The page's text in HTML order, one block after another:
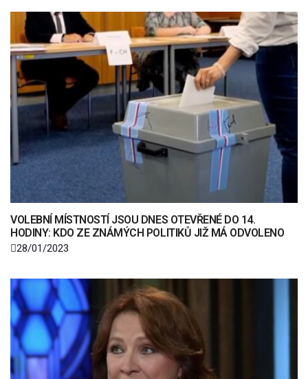
VOLEBNÍ MÍSTNOSTÍ JSOU DNES OTEVŘENÉ DO 14.
HODINY: KDO ZE ZNÁMÝCH POLITIKŮ JIŽ MÁ ODVOLENO
28/01/2023